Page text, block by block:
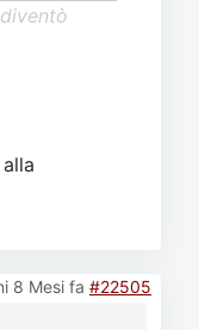
8 Mesi fa #22505